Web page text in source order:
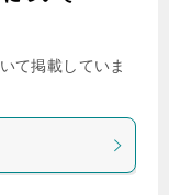
て掲載していま